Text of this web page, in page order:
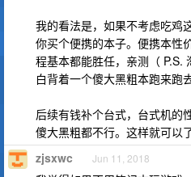
我的看法是，如果不考虑吃鸡
你买个便携的本子。便携本性
程基本都能胜任，亲测（ P.S.
白背着一个傻大黑粗本跑来跑
后续有钱补个台式，台式机的
傻大黑粗都不行。这样就可以了
zjsxwc Jun 11, 2018